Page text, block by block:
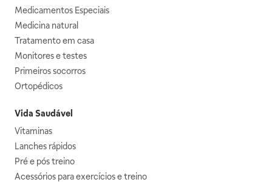
Medicamentos Especiais
Medicina natural
Tratamento em casa
Monitores e testes
Primeiros socorros
Ortopédicos
Vida Saudável
Vitaminas
Lanches rápidos
Pré e pós treino
Acessórios para exercícios e treino